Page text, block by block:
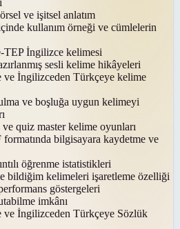
ve işitsel anlatım
kullanım örneği ve cümlelerin
TEP İngilizce kelimesi
sesli kelime hikâyeleri
İngilizceden Türkçeye kelime
ve boşluğa uygun kelimeyi
ve quiz master kelime oyunları
bilgisayara kaydetme ve
öğrenme istatistikleri
bildiğim kelimeleri işaretleme özelliği
göstergeleri
imkânı
İngilizceden Türkçeye Sözlük